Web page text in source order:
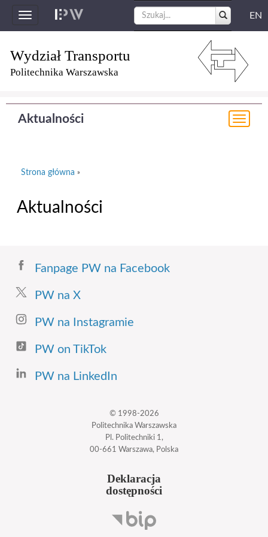
Toggle
navigation
EN
Wydział Transportu
Politechnika Warszawska
Aktualności
Strona główna »
Aktualności
Fanpage PW na Facebook
PW na X
PW na Instagramie
PW on TikTok
PW na LinkedIn
© 1998-2026
Politechnika Warszawska
Pl. Politechniki 1,
00-661 Warszawa, Polska
Deklaracja
dostępności